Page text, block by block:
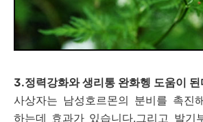
3.정력강화와 생리통 완화헹 도움이 된
사상자는 남성호르몬의 분비를 촉진
하는데 효과가 있습니다.그리고 발기